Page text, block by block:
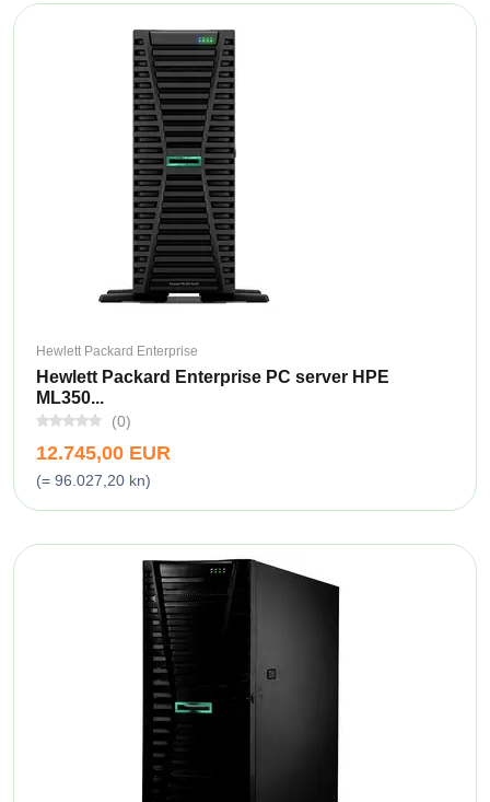
Hewlett Packard Enterprise
Hewlett Packard Enterprise PC server HPE
ML350...
(0)
12.745,00 EUR
(= 96.027,20 kn)